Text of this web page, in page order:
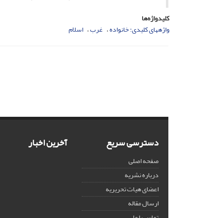
کلیدواژه‌ها
واژههای کلیدی: خانواده غرب اسلام
دسترسی سریع
صفحه اصلی
درباره نشریه
اعضای هیات تحریریه
ارسال مقاله
آخرین اخبار